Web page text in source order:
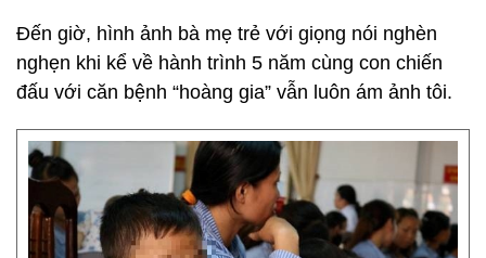
Đến giờ, hình ảnh bà mẹ trẻ với giọng nói nghèn
nghẹn khi kể về hành trình 5 năm cùng con chiến
đấu với căn bệnh “hoàng gia” vẫn luôn ám ảnh tôi.